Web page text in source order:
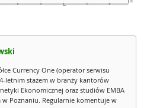
Currency One (operator serwisu
letnim stażem w branży kantorów
Ekonomicznej oraz studiów EMBA
Poznaniu. Regularnie komentuje w